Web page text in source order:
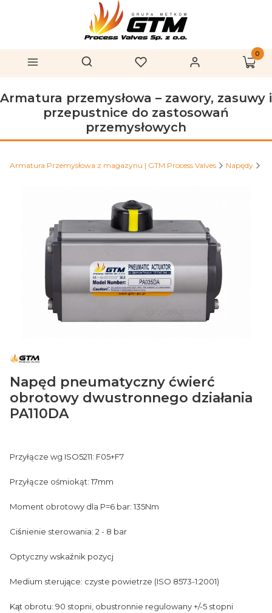
Menu Otwórz wyszukiwarkę
Szukaj Ulubione Zaloguj się
Armatura przemysłowa – zawory, zasuwy i
przepustnice do zastosowań
przemysłowych
Armatura Przemysłowa z magazynu | GTM Process Valves Napędy
Napęd pneumatyczny ćwierć
obrotowy dwustronnego działania
PA110DA
Przyłącze wg ISO5211: F05+F7
Przyłącze ośmiokąt: 17mm
Moment obrotowy dla P=6 bar: 135Nm
Ciśnienie sterowania: 2 - 8 bar
Optyczny wskaźnik pozycj
Medium sterujące: czyste powietrze (ISO 8573-1:2001)
Kąt obrotu: 90 stopni, obustronnie regulowany +/-5 stopni